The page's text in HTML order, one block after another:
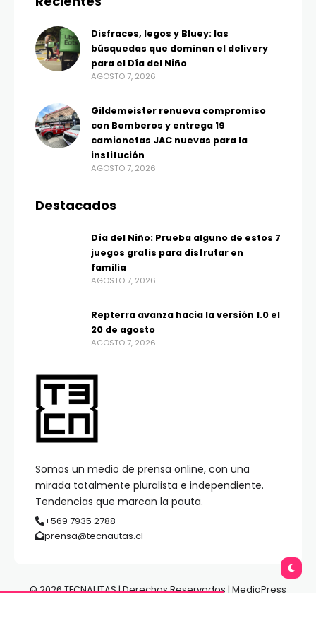
Somos un medio de prensa online, con una
mirada totalmente pluralista e independiente.
Tendencias que marcan la pauta.
+569 7935 2788
prensa@tecnautas.cl
Disfraces, legos y Bluey: las
búsquedas que dominan el delivery
para el Día del Niño
AGOSTO 7, 2026
Gildemeister renueva compromiso
con Bomberos y entrega 19
camionetas JAC nuevas para la
institución
AGOSTO 7, 2026
Destacados
Día del Niño: Prueba alguno de estos 7
juegos gratis para disfrutar en
familia
AGOSTO 7, 2026
Repterra avanza hacia la versión 1.0 el
20 de agosto
AGOSTO 7, 2026
© 2026 TECNAUTAS | Derechos Reservados | MediaPress